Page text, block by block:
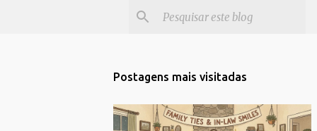
Postagens mais visitadas